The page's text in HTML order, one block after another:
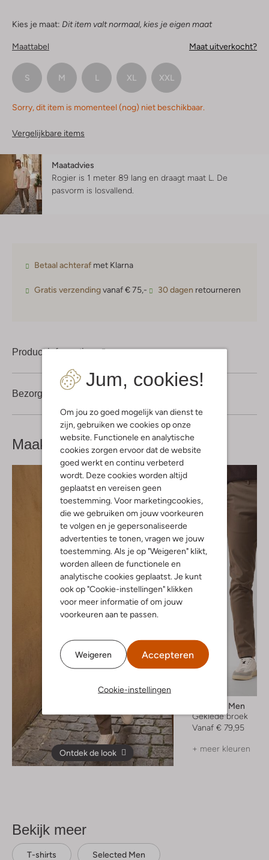
Jum, cookies!
Om jou zo goed mogelijk van dienst te
zijn, gebruiken we cookies op onze
website. Functionele en analytische
cookies zorgen ervoor dat de website
goed werkt en continu verbeterd
wordt. Deze cookies worden altijd
geplaatst en vereisen geen
toestemming. Voor marketingcookies,
die we gebruiken om jouw voorkeuren
te volgen en je gepersonaliseerde
advertenties te tonen, vragen we jouw
toestemming. Als je op "Weigeren" klikt,
worden alleen de functionele en
analytische cookies geplaatst. Je kunt
ook op "Cookie-instellingen" klikken
voor meer informatie of om jouw
voorkeuren aan te passen.
Weigeren Accepteren
Cookie-instellingen
Kies je maat: Dit item valt normaal, kies je eigen maat
Maattabel Maat uitverkocht?
S M L XL XXL
Sorry, dit item is momenteel (nog) niet beschikbaar.
Vergelijkbare items
Maatadvies
Rogier is 1 meter 89 lang en draagt maat L. De
pasvorm is losvallend
Betaal achteraf met Klarna
Gratis verzendingvanaf € 75,- 30 dagen retourneren
Product informatie
Bezorgen & retourneren
Maak jelook compleet
Ontdek de look
Selected Men
Geklede broek
Vanaf € 79,95
+ meer kleuren
Bekijk meer
T-shirts Selected Men